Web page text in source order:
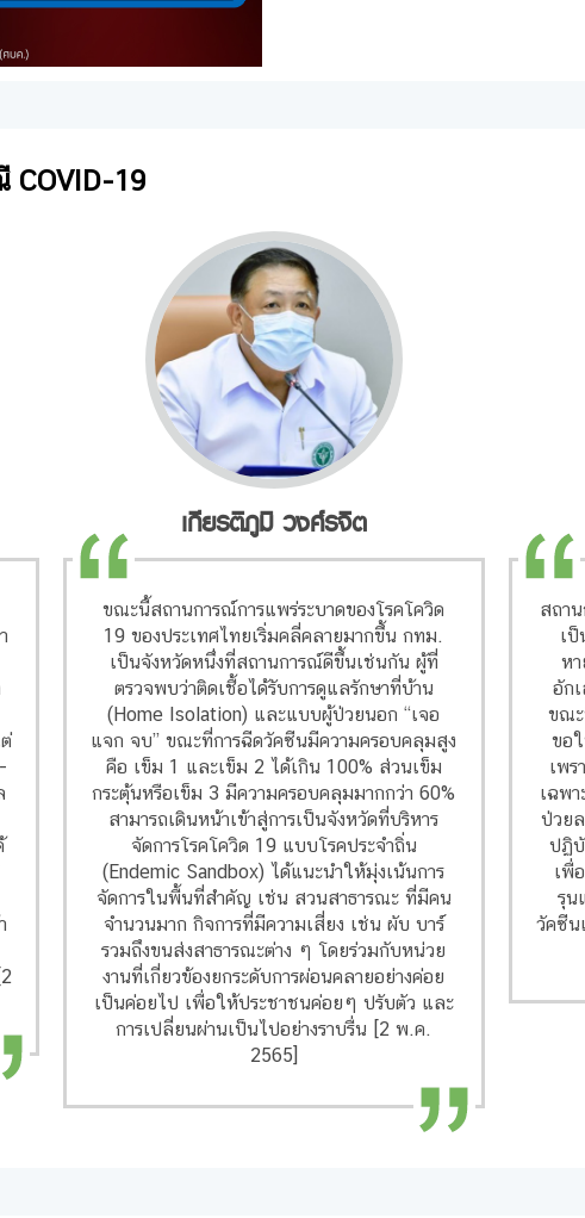
COVID-19
เกียรติภูมิ วงศ์รจิต
ขณะนี้สถานการณ์การแพร่ระบาดของโรคโควิด
19 ของประเทศไทยเริ่มคลี่คลายมากขึ้น กทม.
เป็นจังหวัดหนึ่งที่สถานการณ์ดีขึ้นเช่นกัน ผู้ที่
ตรวจพบว่าติดเชื้อได้รับการดูแลรักษาที่บ้าน
(Home Isolation) และแบบผู้ป่วยนอก “เจอ
แจก จบ” ขณะที่การฉีดวัคซีนมีความครอบคลุมสูง
คือ เข็ม 1 และเข็ม 2 ได้เกิน 100% ส่วนเข็ม
กระตุ้นหรือเข็ม 3 มีความครอบคลุมมากกว่า 60%
สามารถเดินหน้าเข้าสู่การเป็นจังหวัดที่บริหาร
จัดการโรคโควิด 19 แบบโรคประจำถิ่น
(Endemic Sandbox) ได้แนะนำให้มุ่งเน้นการ
จัดการในพื้นที่สำคัญ เช่น สวนสาธารณะ ที่มีคน
จำนวนมาก กิจการที่มีความเสี่ยง เช่น ผับ บาร์
รวมถึงขนส่งสาธารณะต่าง ๆ โดยร่วมกับหน่วย
งานที่เกี่ยวข้องยกระดับการผ่อนคลายอย่างค่อย
เป็นค่อยไป เพื่อให้ประชาชนค่อยๆ ปรับตัว และ
การเปลี่ยนผ่านเป็นไปอย่างราบรื่น [2 พ.ค.
2565]
สถา
เ
ห
อัก
ขณะ
ขอ
เพร
เฉพ
ป่วย
ปฏิบั
เพื่
รุน
วัคซีน